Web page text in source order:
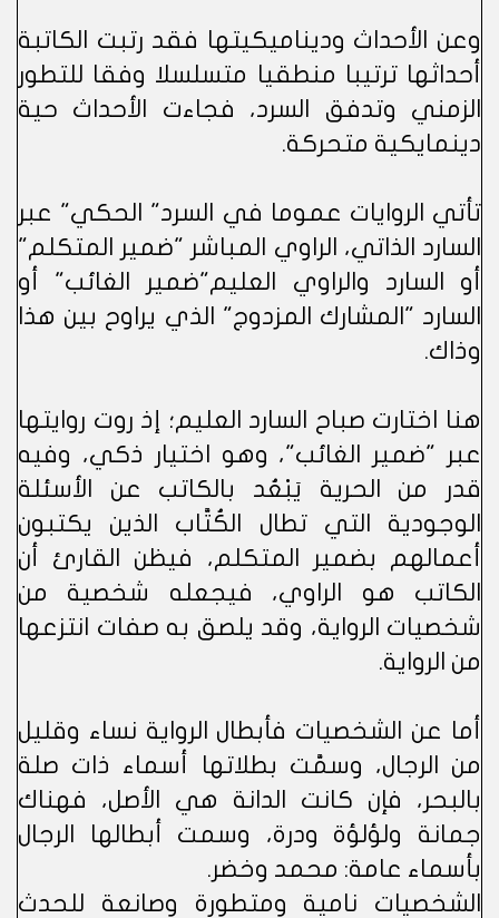
وعن الأحداث وديناميكيتها فقد رتبت الكاتبة
أحداثها ترتيبا منطقيا متسلسلا وفقا للتطور
الزمني وتدفق السرد، فجاءت الأحداث حية
دينمايكية متحركة.
تأتي الروايات عموما في السرد" الحكي" عبر
السارد الذاتي، الراوي المباشر "ضمير المتكلم"
أو السارد والراوي العليم"ضمير الغائب" أو
السارد "المشارك المزدوج" الذي يراوح بين هذا
وذاك.
هنا اختارت صباح السارد العليم؛ إذ روت روايتها
عبر "ضمير الغائب"، وهو اختيار ذكي، وفيه
قدر من الحرية يَبْعُد بالكاتب عن الأسئلة
الوجودية التي تطال الكُتَّاب الذين يكتبون
أعمالهم بضمير المتكلم، فيظن القارئ أن
الكاتب هو الراوي، فيجعله شخصية من
شخصيات الرواية، وقد يلصق به صفات انتزعها
من الرواية.
أما عن الشخصيات فأبطال الرواية نساء وقليل
من الرجال، وسمَّت بطلاتها أسماء ذات صلة
بالبحر، فإن كانت الدانة هي الأصل، فهناك
جمانة ولؤلؤة ودرة، وسمت أبطالها الرجال
بأسماء عامة: محمد وخضر.
الشخصيات نامية ومتطورة وصانعة للحدث